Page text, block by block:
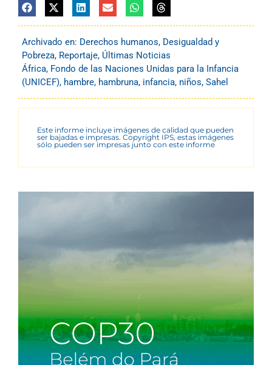
Archivado en: Derechos humanos, Desigualdad y
Pobreza, Reportaje, Últimas Noticias
África, Fondo de las Naciones Unidas para la Infancia
(UNICEF), hambre, hambruna, infancia, niños, Sahel
Este informe incluye imágenes de calidad que pueden
ser bajadas e impresas. Copyright IPS, estas imágenes
sólo pueden ser impresas junto con este informe